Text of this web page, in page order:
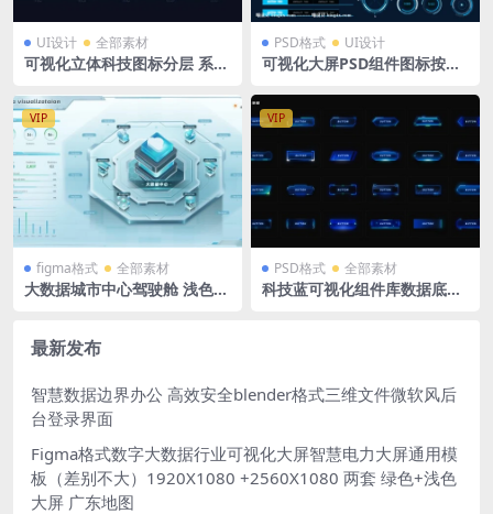
UI设计 全部素材
可视化立体科技图标分层 系统
件
PSD格式 UI设计
可视化大屏PSD组件图标按钮
戏UI元素套件 含每个元素独立
PNG
VIP
figma格式 全部素材
大数据城市中心驾驶舱 浅色
格式
VIP
PSD格式 全部素材
科技蓝可视化组件库数据底座
最新发布
智慧数据边界办公 高效安全blender格式三维文件微软风后
台登录界面
Figma格式数字大数据行业可视化大屏智慧电力大屏通用模
板（差别不大）1920X1080 +2560X1080 两套 绿色+浅色
大屏 广东地图